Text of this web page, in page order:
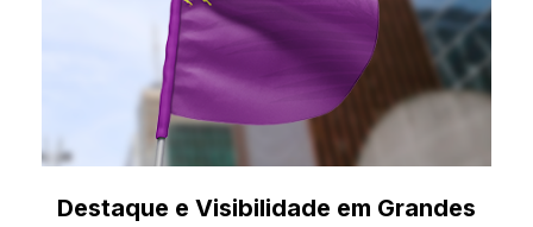
Destaque e Visibilidade em Grandes